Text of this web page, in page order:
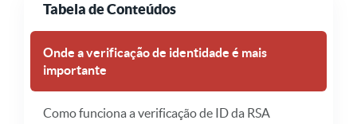
Tabela de Conteúdos
Onde a verificação de identidade é mais
importante
Como funciona a verificação de ID da RSA